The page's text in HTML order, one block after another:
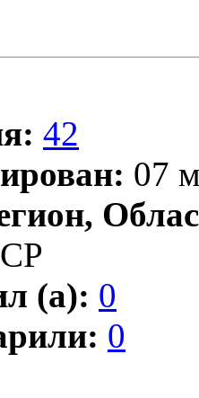
42
07
(а): 0
0